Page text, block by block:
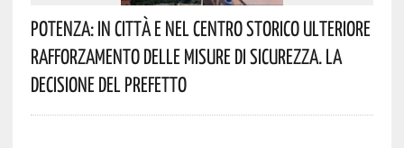
Potenza: In Città E Nel Centro Storico Ulteriore
Rafforzamento Delle Misure Di Sicurezza. La
Decisione Del Prefetto